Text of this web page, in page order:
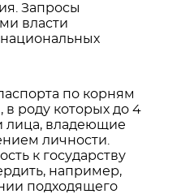
Запросы
власти
по корням
в роду которых до 4
лица, владеющие
личности.
к государству
например,
подходящего